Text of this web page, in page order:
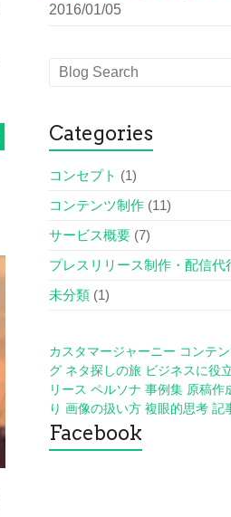
2016/01/05
Categories
コンセプト (1)
コンテンツ制作 (11)
サービス概要 (7)
プレスリリース制作・配信代
未分類 (1)
カスタマージャーニー コンテ
グ ネタ探しの旅 ビジネスに役
リース ペルソナ 事例集 原稿作
り 画像の扱い方 複眼的思考 記
Facebook